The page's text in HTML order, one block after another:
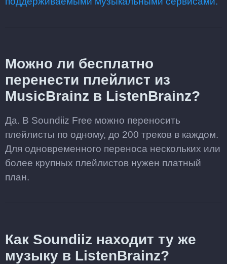
Можно ли бесплатно
перенести плейлист из
MusicBrainz в ListenBrainz?
Да. В Soundiiz Free можно переносить
плейлисты по одному, до 200 треков в каждом.
Для одновременного переноса нескольких или
более крупных плейлистов нужен платный
план.
Как Soundiiz находит ту же
музыку в ListenBrainz?